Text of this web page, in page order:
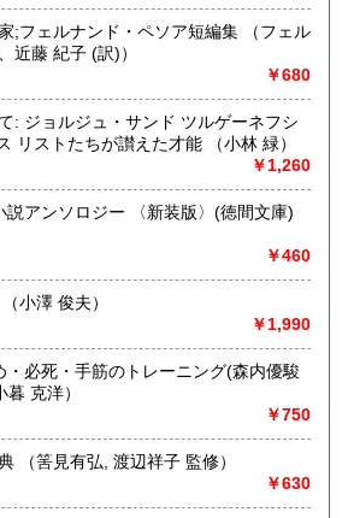
籍だけでなくCD、DVD、レコード、
董品まであらゆるものの買い取りがで
全国買取にお伺いいたします。お気軽
科学、自然科学、美術工芸、趣味、外
ェルナンド・ペソア短編集 （フェル
近藤 紀子 (訳)）
￥680
: ジョルジュ・サンド ツルゲーネフシ
ョパン サン=サーンス リストたちが讃えた才能 （小林 緑）
￥1,260
説アンソロジー 〈新装版〉(徳間文庫)
￥460
昔話の扉をひらこう （小澤 俊夫）
￥1,990
・必死・手筋のトレーニング(森内優駿
ックス) （小暮 克洋）
￥750
アカデミー賞記録事典 （筈見有弘, 渡辺祥子 監修）
￥630